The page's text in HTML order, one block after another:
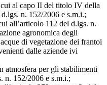
al capo II del titolo IV della
n. 152/2006 e s.m.i.;
all’articolo 112 del d.lgs. n.
agronomica degli
di vegetazione dei frantoi
dalle aziende ivi
atmosfera per gli stabilimenti
n. 152/2006 e s.m.i.;